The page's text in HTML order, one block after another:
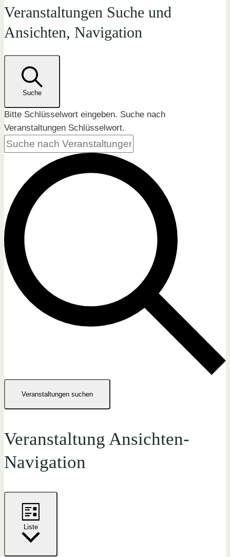
Veranstaltungen Suche und
Ansichten, Navigation
Suche
Bitte Schlüsselwort eingeben. Suche nach
Veranstaltungen Schlüsselwort.
Veranstaltungen suchen
Veranstaltung Ansichten-
Navigation
Liste